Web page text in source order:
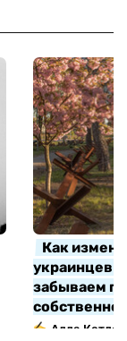
Как
украинцев
забываем
Алла Котляр